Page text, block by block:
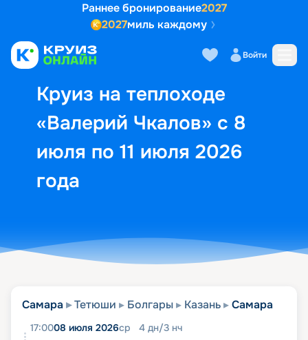
Раннее бронирование2027
2027миль каждому
Войти
Круиз на теплоходе
«Валерий Чкалов» с 8
июля по 11 июля 2026
года
Выбор кают Маршрут и
Самара Тетюши Болгары Казань Самара
17:0008 июля 2026ср 4 дн/3 нч